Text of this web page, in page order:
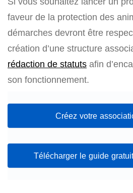
faveur de la protection des
démarches devront être
création d’une structure
rédaction de statuts afin
son fonctionnement.
Créez votre
Télécharger le guide